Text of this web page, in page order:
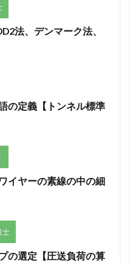
法、デンマーク法、
の定義【トンネル標準
イヤーの素線の中の細
士
の選定【圧送負荷の算